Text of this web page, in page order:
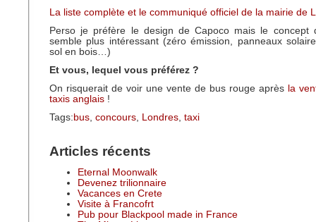
La liste complète et le communiqué officiel de la mairie de
Perso je préfère le design de Capoco mais le concept
semble plus intéressant (zéro émission, panneaux
sol en bois…)
Et vous, lequel vous préférez ?
On risquerait de voir une vente de bus rouge après la
taxis anglais !
Tags: bus, concours, Londres, taxi
Articles récents
Eternal Moonwalk
Devenez trilionnaire
Vacances en Crete
Visite à Francofrt
Pub pour Blackpool made in France